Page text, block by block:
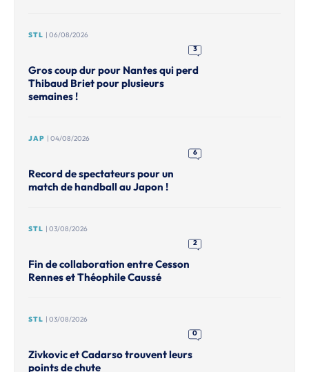
STL | 06/08/2026
3
Gros coup dur pour Nantes qui perd
Thibaud Briet pour plusieurs
semaines !
JAP | 04/08/2026
6
Record de spectateurs pour un
match de handball au Japon !
STL | 03/08/2026
2
Fin de collaboration entre Cesson
Rennes et Théophile Caussé
STL | 03/08/2026
0
Zivkovic et Cadarso trouvent leurs
points de chute